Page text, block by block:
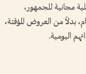
مجانية للجمهور،
بدلاً من العروض المؤقتة،
اليومية.